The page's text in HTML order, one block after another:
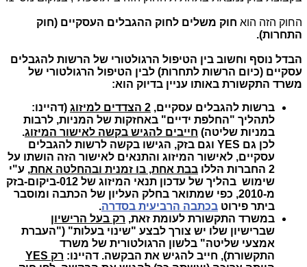
החוק הזה הוא חוק משלים לחוק ההגבלים העסקיים (חוק
התחרות).
הבדל נוסף וחשוב בין הטיפול הרגולטורי של הרשות להגבלים
עסקיים (כיום הרשות לתחרות) לבין הטיפול הרגולטורי של
משרד התקשורת באותו עניין בדיוק הוא:
ברשות להגבלים עסקיים, 2 הצדדים למיזוג
(דהיינו:
לתהליך "החלפת ידיים" באחזקות של המניות, לרבות
במניות שליטה) חייבים להגיש בקשה לאישור המיזוג.
לכן גם YES וגם בזק, הגישו בקשה לרשות להגבלים
עסקיים, לאישור המיזוג והתנאים לאישור הזה הושתו על
2 החברות הללו
בבת אחת, בו זמנית ובהחלטה אחת, ע"י
שימוש בהליך של עדכון תנאי המיזוג של 012-ביקום-בזק
מ-2010, כפי שמתואר בחלק העליון של הכתבה ומוסבר
ביתר פירוט בכתבה הרביעית בסדרה.
במשרד התקשורת לעומת זאת, רק בעל הרישיון
שברישיון שלו יש צורך לבצע "שינוי בעלות" ("העברת
אמצעי שליטה" בלשון הרגולטורית של משרד
התקשורת), חייב להגיש את הבקשה. דהיינו: רק YES